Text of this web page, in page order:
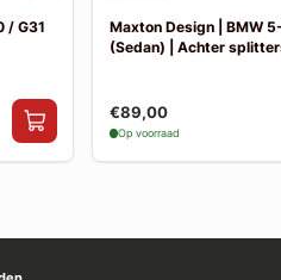
/ G31
Maxton Design | BMW
(Sedan) | Achter
€89,00
Op voorraad